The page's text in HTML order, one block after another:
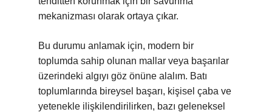
mekanizması olarak ortaya çıkar.
Bu durumu anlamak için, modern bir
toplumda sahip olunan mallar veya başarılar
üzerindeki algıyı göz önüne alalım. Batı
toplumlarında bireysel başarı, kişisel çaba ve
yetenekle ilişkilendirilirken, bazı geleneksel